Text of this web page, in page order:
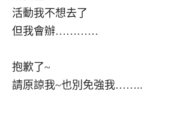
活動我不想去了
但我會辦…………
抱歉了~
請原諒我~也別免強我……..